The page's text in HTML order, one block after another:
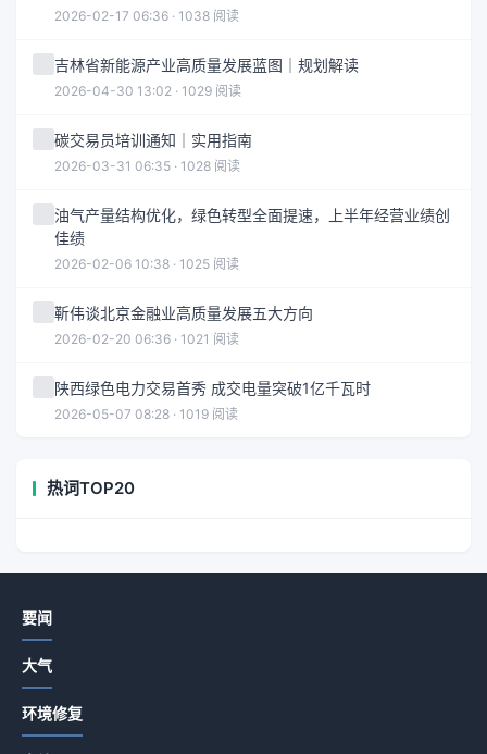
2026-02-17 06:36 · 1038 阅读
吉林省新能源产业高质量发展蓝图｜规划解读
2026-04-30 13:02 · 1029 阅读
碳交易员培训通知｜实用指南
2026-03-31 06:35 · 1028 阅读
油气产量结构优化，绿色转型全面提速，上半年经营业绩创
佳绩
2026-02-06 10:38 · 1025 阅读
靳伟谈北京金融业高质量发展五大方向
2026-02-20 06:36 · 1021 阅读
陕西绿色电力交易首秀 成交电量突破1亿千瓦时
2026-05-07 08:28 · 1019 阅读
热词TOP20
要闻
大气
环境修复